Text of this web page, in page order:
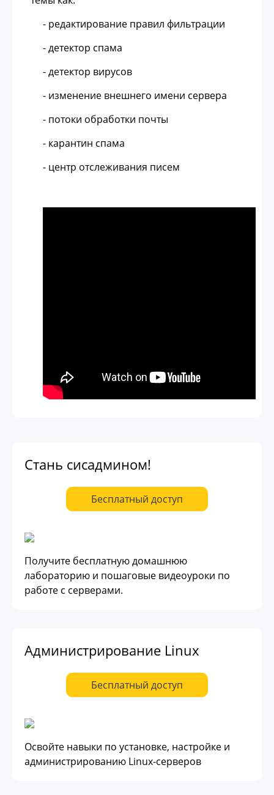
- редактирование правил фильтрации
- детектор спама
- детектор вирусов
- изменение внешнего имени сервера
- потоки обработки почты
- карантин спама
- центр отслеживания писем
Стань сисадмином!
Бесплатный доступ
Получите бесплатную домашнюю
лабораторию и пошаговые видеоуроки по
работе с серверами.
Администрирование Linux
Бесплатный доступ
Освойте навыки по установке, настройке и
администрированию Linux-серверов